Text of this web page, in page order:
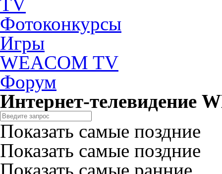
Фотоконкурсы
Игры
WEACOM TV
Форум
Интернет-телевидение
Показать самые поздние
Показать самые поздние